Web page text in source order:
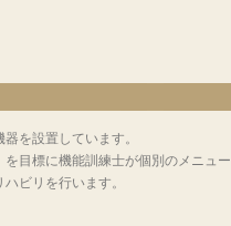
を設置しています。
を目標に機能訓練士が個別のメニュー
ビリを行います。